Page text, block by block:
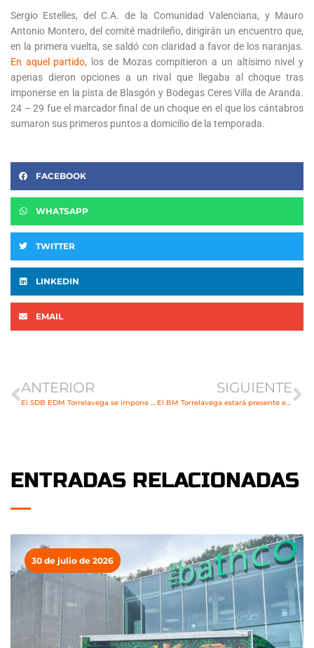
Sergio Estelles, del C.A. de la Comunidad Valenciana, y Mauro
Antonio Montero, del comité madrileño, dirigirán un encuentro que,
en la primera vuelta, se saldó con claridad a favor de los naranjas.
En aquel partido, los de Mozas compitieron a un altísimo nivel y
apenas dieron opciones a un rival que llegaba al choque tras
imponerse en la pista de Blasgón y Bodegas Ceres Villa de Aranda.
24 – 29 fue el marcador final de un choque en el que los cántabros
sumaron sus primeros puntos a domicilio de la temporada.
FACEBOOK
WHATSAPP
TWITTER
LINKEDIN
EMAIL
ANTERIOR
El SDB EDM Torrelavega se impone con autoridad al Liberbank Sinfín
SIGUIENTE
El BM Torrelavega estará presente en el prestigioso Torneo Asisa en la ciudad de León
ENTRADAS RELACIONADAS
30 de julio de 2026